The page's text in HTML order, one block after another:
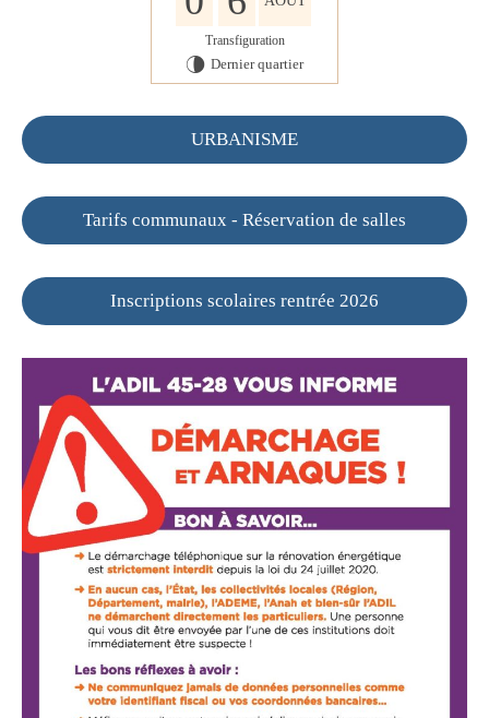
Transfiguration
U Dernier quartier
URBANISME
Tarifs communaux - Réservation de salles
Inscriptions scolaires rentrée 2026